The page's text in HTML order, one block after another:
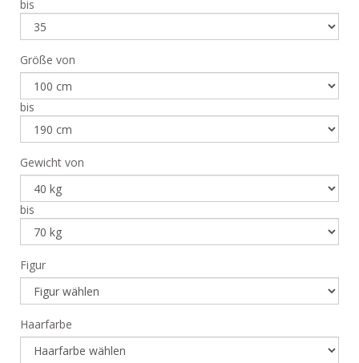
bis
Größe von
bis
Gewicht von
bis
Figur
Haarfarbe